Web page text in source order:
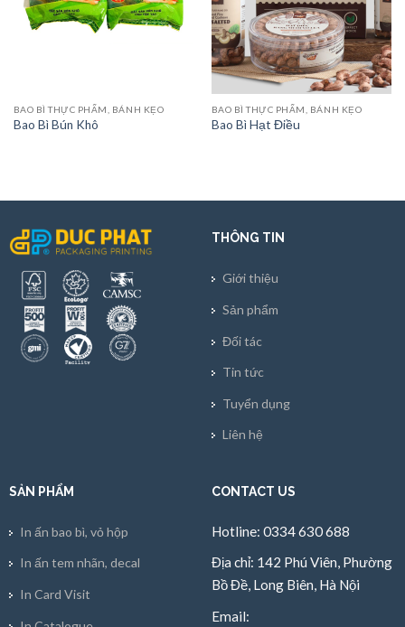
BAO BÌ THỰC PHẨM, BÁNH KẸO
Bao Bì Bún Khô
BAO BÌ THỰC PHẨM, BÁNH KẸO
Bao Bì Hạt Điều
THÔNG TIN
Giới thiệu
Sản phẩm
Đối tác
Tin tức
Tuyển dụng
Liên hệ
SẢN PHẨM
In ấn bao bì, vỏ hộp
In ấn tem nhãn, decal
In Card Visit
CONTACT US
Hotline: 0334 630 688
Địa chỉ: 142 Phú Viên, Phường
Bồ Đề, Long Biên, Hà Nội
Email: